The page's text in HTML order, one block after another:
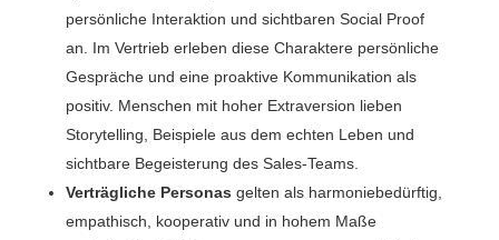
persönliche Interaktion und sichtbaren Social Proof
an. Im Vertrieb erleben diese Charaktere persönliche
Gespräche und eine proaktive Kommunikation als
positiv. Menschen mit hoher Extraversion lieben
Storytelling, Beispiele aus dem echten Leben und
sichtbare Begeisterung des Sales-Teams.
Verträgliche Personas gelten als harmoniebedürftig,
empathisch, kooperativ und in hohem Maße